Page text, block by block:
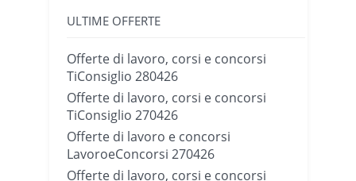
ULTIME OFFERTE
Offerte di lavoro, corsi e concorsi
TiConsiglio 280426
Offerte di lavoro, corsi e concorsi
TiConsiglio 270426
Offerte di lavoro e concorsi
LavoroeConcorsi 270426
Offerte di lavoro, corsi e concorsi